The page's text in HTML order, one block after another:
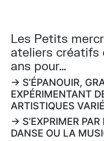
Les Petits
ateliers créatifs
ans pour…
→ S’ÉPANOUIR,
EXPÉRIMENTANT
ARTISTIQUES
→ S’EXPRIMER
DANSE OU LA